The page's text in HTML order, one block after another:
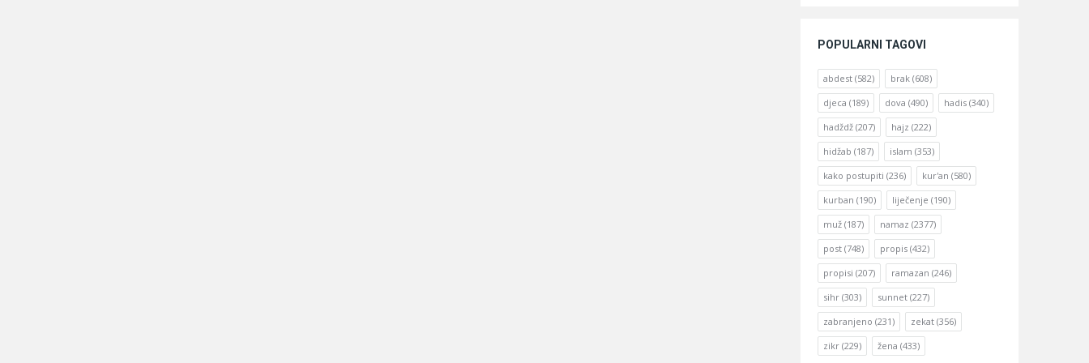
POPULARNI TAGOVI
abdest (582) brak (608)
djeca (189) dova (490) hadis (340)
hadždž (207) hajz (222)
hidžab (187) islam (353)
kako postupiti (236) kur'an (580)
kurban (190) liječenje (190)
muž (187) namaz (2377)
post (748) propis (432)
propisi (207) ramazan (246)
sihr (303) sunnet (227)
zabranjeno (231) zekat (356)
zikr (229) žena (433)